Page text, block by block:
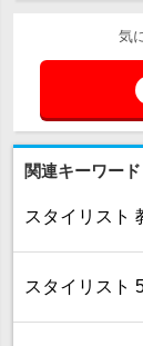
気
関連キーワード
スタイリスト
スタイリスト